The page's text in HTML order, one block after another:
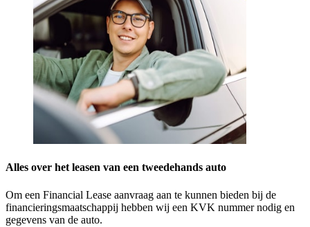
Alles over het leasen van een tweedehands auto
Om een Financial Lease aanvraag aan te kunnen bieden bij de
financieringsmaatschappij hebben wij een KVK nummer nodig en
gegevens van de auto.